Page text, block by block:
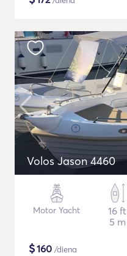
Volos Jason 4460
Motor Yacht
16 ft
5 m
$160 /diena